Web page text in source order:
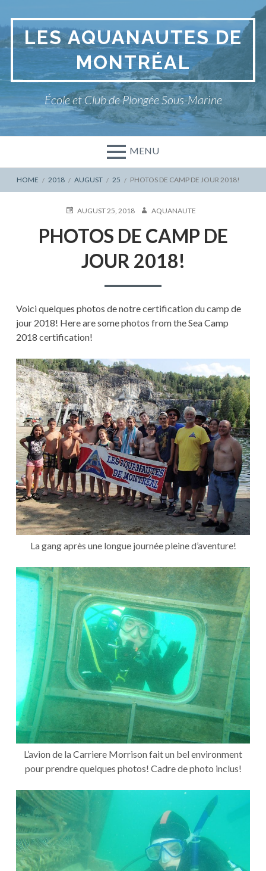
contentLES AQUANAUTES DE
MONTRÉAL
École et Club de Plongée Sous-Marine
MENU
BREADCRUMBS
HOME 2018 AUGUST 25 PHOTOS DE CAMP DE JOUR 2018!
POSTED
AUGUST 25, 2018 AUTHOR
AQUANAUTE
PHOTOS DE CAMP DE
JOUR 2018!
Voici quelques photos de notre certification du camp de
jour 2018! Here are some photos from the Sea Camp
2018 certification!
La gang après une longue journée pleine d’aventure!
L’avion de la Carriere Morrison fait un bel environment
pour prendre quelques photos! Cadre de photo inclus!